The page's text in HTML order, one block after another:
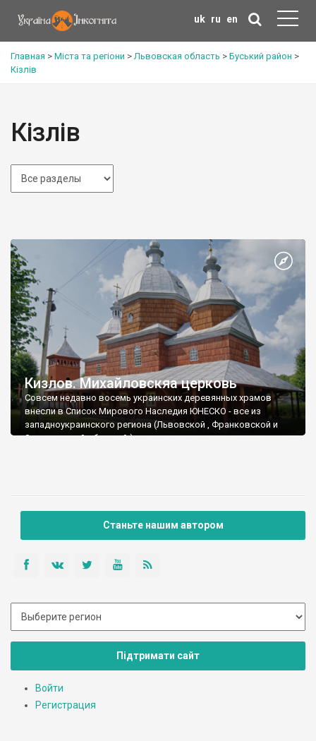
uk ru en
Главная > Міста та регіони >Львовская область > Буський район >
Кізлів
Кізлів
Кизлов. Михайловскяа церковь
Совсем недавно восемь украинских деревянных храмов
внесли в Список Мирового Наследия ЮНЕСКО - все из
западноукраинского региона (Львовской , Франковской и
Закарпатской областей ) , с
Станьте нашим автором
Підтримати сайт
Войти
Регистрация